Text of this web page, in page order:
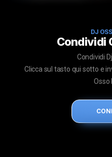
DJ
Condividi
Condividi
Clicca sul tasto qui sotto e
Osso